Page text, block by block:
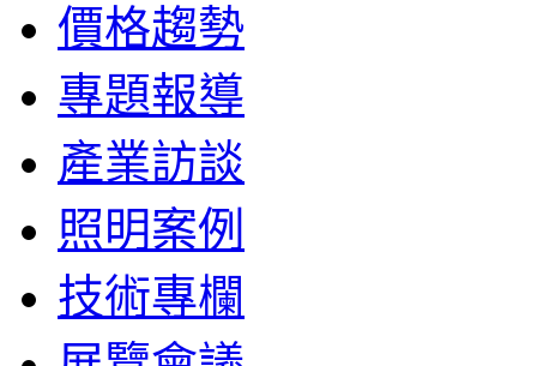
價格趨勢
專題報導
產業訪談
照明案例
技術專欄